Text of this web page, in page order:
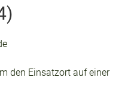
den Einsatzort auf einer